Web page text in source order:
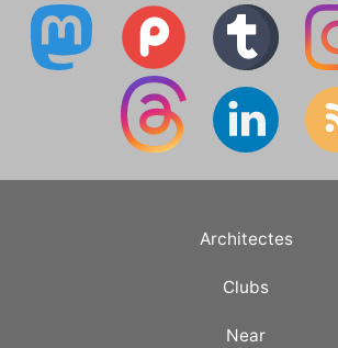
Architectes
Clubs
Near